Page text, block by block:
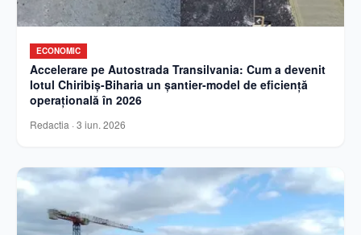
ECONOMIC
Accelerare pe Autostrada Transilvania: Cum a devenit
lotul Chiribiș-Biharia un șantier-model de eficiență
operațională în 2026
Redactia · 3 iun. 2026